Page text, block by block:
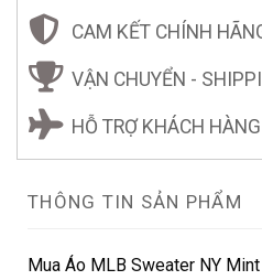
CAM KẾT CHÍNH
VẬN CHUYỂN -
HỖ TRỢ KHÁCH HÀNG
THÔNG TIN SẢN PHẨM
Mua Áo MLB Sweater NY